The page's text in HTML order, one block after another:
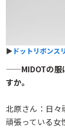
▶ ドットリボンス
——MIDOTの服
すか。
北原さん：日々
頑張っている女